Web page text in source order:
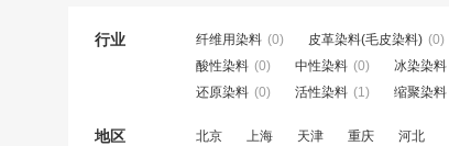
行业 纤维用染料 (0) 皮革染料(毛皮染料) (0)
酸性染料 (0) 中性染料 (0) 冰染染料
还原染料 (0) 活性染料 (1) 缩聚染料
地区 北京 上海 天津 重庆 河北